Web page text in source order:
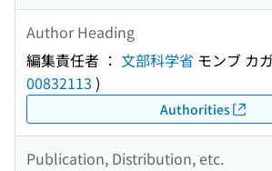
Author Heading
編集責任者 ： 文部科学省 モンブ カ
00832113 )
Authorities
Publication, Distribution, etc.